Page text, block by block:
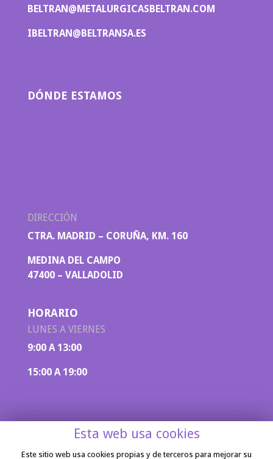
BELTRAN@METALURGICASBELTRAN.COM
IBELTRAN@BELTRANSA.ES
DÓNDE ESTAMOS
DIRECCIÓN
CTRA. MADRID – CORUÑA, KM. 160
MEDINA DEL CAMPO
47400 – VALLADOLID
HORARIO
LUNES A VIERNES
9:00 A 13:00
15:00 A 19:00
Esta web usa cookies
Este sitio web usa cookies propias y de terceros para mejorar su